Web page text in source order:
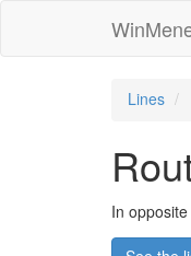
Lines
In